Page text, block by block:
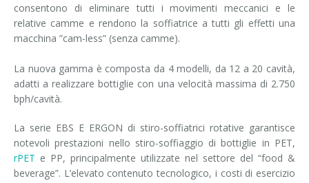
consentono di eliminare tutti i movimenti meccanici e le
relative camme e rendono la soffiatrice a tutti gli effetti una
macchina ”cam-less” (senza camme).
La nuova gamma è composta da 4 modelli, da 12 a 20 cavità,
adatti a realizzare bottiglie con una velocità massima di 2.750
bph/cavità.
La serie EBS E ERGON di stiro-soffiatrici rotative garantisce
notevoli prestazioni nello stiro-soffiaggio di bottiglie in PET,
rPET e PP, principalmente utilizzate nel settore del “food &
beverage”. L’elevato contenuto tecnologico, i costi di esercizio